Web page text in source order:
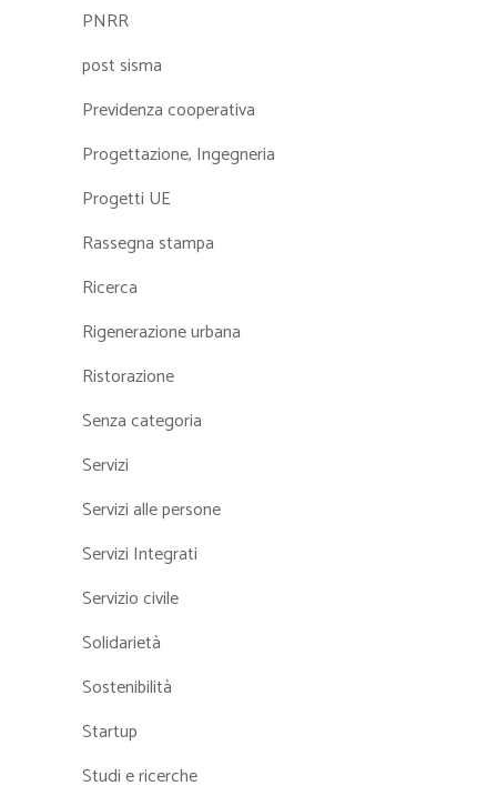
PNRR
post sisma
Previdenza cooperativa
Progettazione, Ingegneria
Progetti UE
Rassegna stampa
Ricerca
Rigenerazione urbana
Ristorazione
Senza categoria
Servizi
Servizi alle persone
Servizi Integrati
Servizio civile
Solidarietà
Sostenibilità
Startup
Studi e ricerche